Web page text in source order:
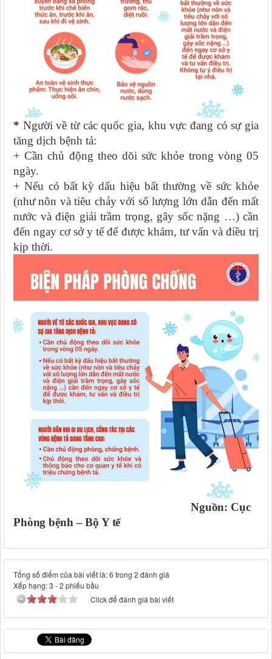
* Người về từ các quốc gia, khu vực đang có sự gia
tăng dịch bệnh tả:
+Cần chủ động theo dõi sức khỏe trong vòng 05
ngày.
+Nếu có bất kỳ dấu hiệu bất thường về sức khỏe
(như nôn và tiêu chảy với số lượng lớn dẫn đến mất
nước và điện giải trầm trọng, gây sốc nặng …) cần
đến ngay cơ sở y tế để được khám, tư vấn và điều trị
kịp thời.
Nguồn: Cục
Phòng bệnh – Bộ Y tế
Tổng số điểm của bài viết là: 6 trong 2 đánh giá
Xếp hạng:3 -2 phiếu bầu
Click để đánh giá bài viết